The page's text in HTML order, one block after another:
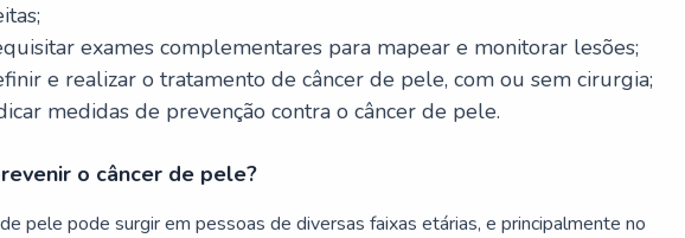
exames complementares para mapear e monitorar lesões;
e realizar o tratamento de câncer de pele, com ou sem cirurgia;
medidas de prevenção contra o câncer de pele.
o câncer de pele?
pele pode surgir em pessoas de diversas faixas etárias, e principalmente no